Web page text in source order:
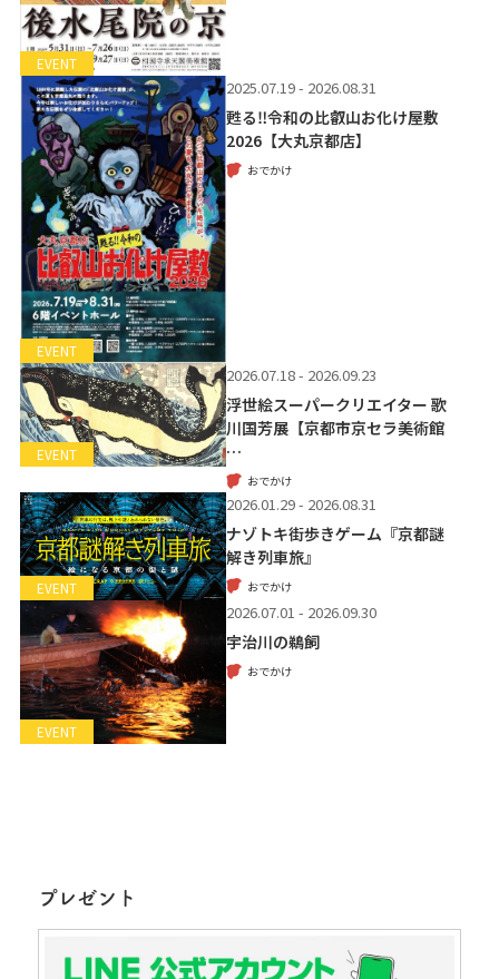
EVENT
EVENT
2025.07.19 - 2026.08.31
甦る‼令和の比叡山お化け屋敷
2026【大丸京都店】
おでかけ
EVENT
2026.07.18 - 2026.09.23
浮世絵スーパークリエイター 歌
川国芳展【京都市京セラ美術館
…
おでかけ
EVENT
2026.01.29 - 2026.08.31
ナゾトキ街歩きゲーム『京都謎
解き列車旅』
おでかけ
EVENT
2026.07.01 - 2026.09.30
宇治川の鵜飼
おでかけ
プレゼント